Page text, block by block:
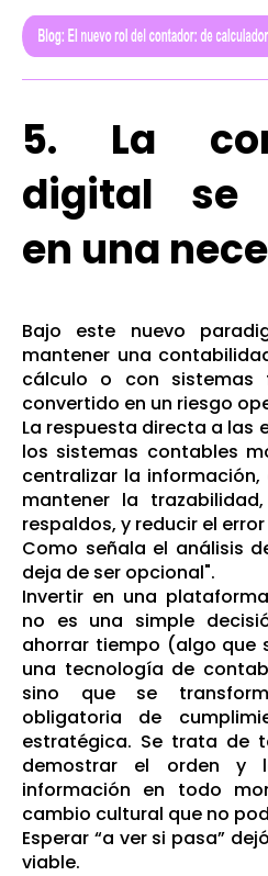
5. La
digital se
en una
Bajo este nuevo
mantener una
cálculo o con sistemas
convertido en un riesgo
La respuesta directa a las
los sistemas contables
centralizar la
mantener la
respaldos, y reducir el
Como señala el análisis
deja de ser opcional".
Invertir en una
no es una simple
ahorrar tiempo (algo que
una tecnología de
sino que se
obligatoria de
estratégica. Se trata de
demostrar el orden y
información en todo
cambio cultural que no
Esperar “a ver si pasa”
viable.